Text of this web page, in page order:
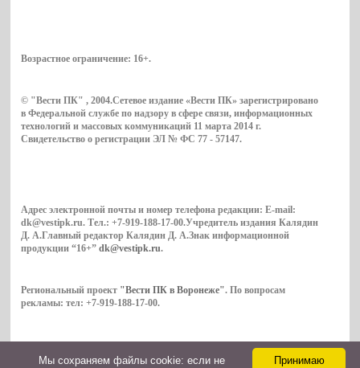
Возрастное ограничение: 16+.
© "Вести ПК" , 2004.Сетевое издание «Вести ПК» зарегистрировано
в Федеральной службе по надзору в сфере связи, информационных
технологий и массовых коммуникаций 11 марта 2014 г.
Свидетельство о регистрации ЭЛ № ФС 77 - 57147.
Адрес электронной почты и номер телефона редакции: E-mail:
dk@vestipk.ru. Тел.: +7-919-188-17-00.Учредитель издания Калядин
Д. А.Главный редактор Калядин Д. А.Знак информационной
продукции “16+”dk@vestipk.ru.
Региональный проект "Вести ПК в Воронеже". По вопросам
рекламы: тел: +7-919-188-17-00.
Copyright © 2026. ВестиПК в Воронеже Принимаю
Мы cохраняем файлы cookie: если не